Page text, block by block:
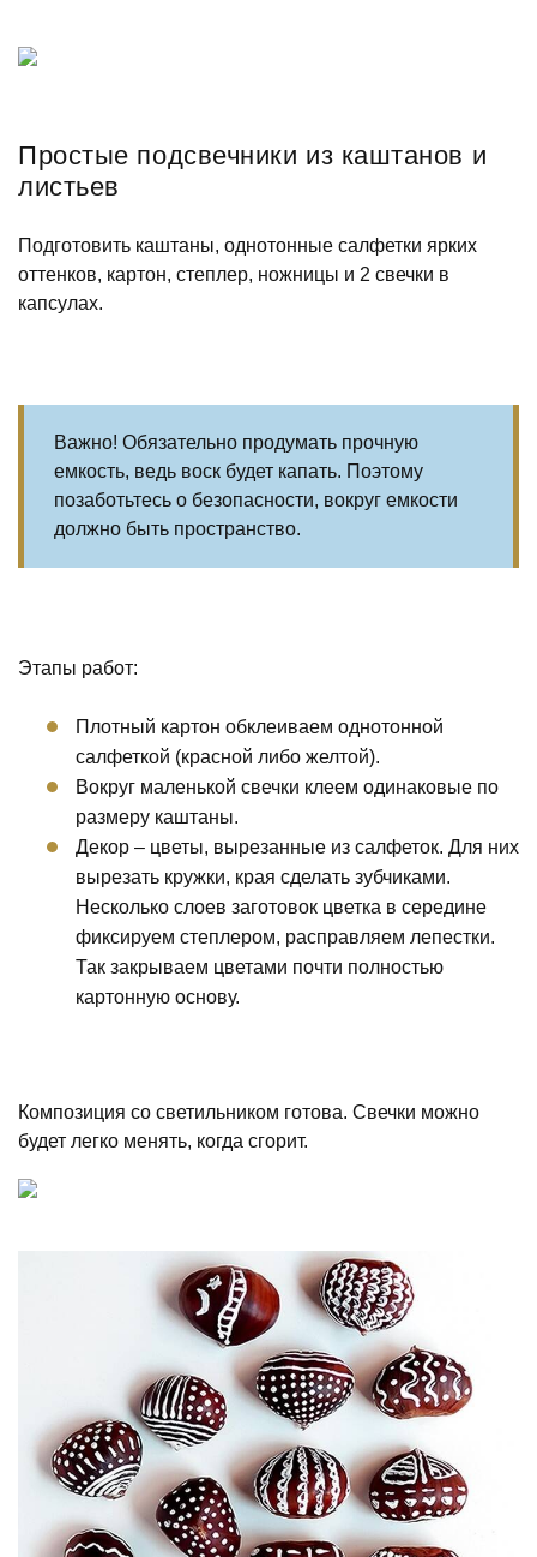
Простые подсвечники из каштанов и
листьев
Подготовить каштаны, однотонные салфетки ярких
оттенков, картон, степлер, ножницы и 2 свечки в
капсулах.
Важно! Обязательно продумать прочную
емкость, ведь воск будет капать. Поэтому
позаботьтесь о безопасности, вокруг емкости
должно быть пространство.
Этапы работ:
Плотный картон обклеиваем однотонной
салфеткой (красной либо желтой).
Вокруг маленькой свечки клеем одинаковые по
размеру каштаны.
Декор – цветы, вырезанные из салфеток. Для них
вырезать кружки, края сделать зубчиками.
Несколько слоев заготовок цветка в середине
фиксируем степлером, расправляем лепестки.
Так закрываем цветами почти полностью
картонную основу.
Композиция со светильником готова. Свечки можно
будет легко менять, когда сгорит.